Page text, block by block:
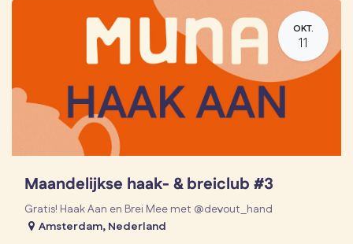
OKT.
11
Maandelijkse haak- & breiclub #3
Gratis! Haak Aan en Brei Mee met @devout_hand
Amsterdam, Nederland